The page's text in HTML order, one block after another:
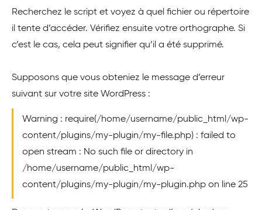
Recherchez le script et voyez à quel fichier ou répertoire
il tente d’accéder. Vérifiez ensuite votre orthographe. Si
c’est le cas, cela peut signifier qu’il a été supprimé.
Supposons que vous obteniez le message d’erreur
suivant sur votre site WordPress :
Warning : require(/home/username/public_html/wp-
content/plugins/my-plugin/my-file.php) : failed to
open stream : No such file or directory in
/home/username/public_html/wp-
content/plugins/my-plugin/my-plugin.php on line 25